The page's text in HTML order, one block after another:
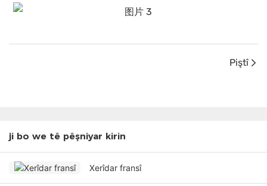
Piştî
ji bo we tê pêşniyar kirin
Xerîdar fransî